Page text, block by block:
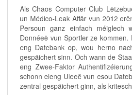
Als Chaos Computer Club
un Médico-Leak Affär vun 2012
Persoun ganz einfach méiglech
Donnéeë vun Sportler ze
eng Datebank op, wou herno
gespäichert sinn. Och wann de
eng Zwee-Faktor
schonn eleng Uleeë vun esou
zentral gespäichert ginn, als